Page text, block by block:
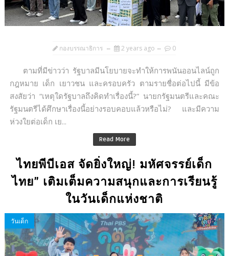
กองบรรณาธิการ 2 years ago 0
ตามที่มีข่าวว่า รัฐบาลมีนโยบายจะทำให้การพนันออนไลน์ถูก
กฎหมาย เด็ก เยาวชน และครอบครัว ตามรายชื่อต่อไปนี้ มีข้อ
สงสัยว่า “เหตุใดรัฐบาลถึงคิดทำเรื่องนี้?” นายกรัฐมนตรีและคณะ
รัฐมนตรีได้ศึกษาเรื่องนี้อย่างรอบคอบแล้วหรือไม่? และมีความ
ห่วงใยต่อเด็ก เย...
Read More
ไทยพีบีเอส จัดยิ่งใหญ่! มหัศจรรย์เด็ก
ไทย” เติมเต็มความสนุกและการเรียนรู้
ในวันเด็กแห่งชาติ
วันเด็ก